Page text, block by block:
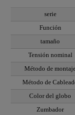
serie
Función
tamaño
Tensión nominal
Método de
Método de
Color del globo
Zumbador